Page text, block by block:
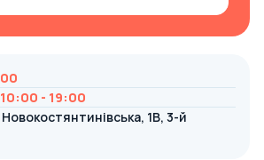
10:00 - 19:00
1В, 3-й